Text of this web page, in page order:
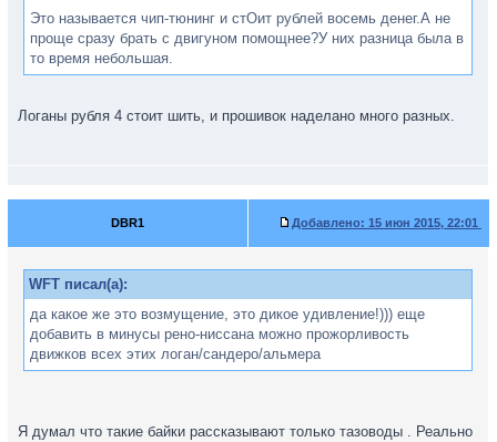
Это называется чип-тюнинг и стОит рублей восемь денег.А не
проще сразу брать с двигуном помощнее?У них разница была в
то время небольшая.
Логаны рубля 4 стоит шить, и прошивок наделано много разных.
DBR1 Добавлено: 15 июн 2015, 22:01
WFT писал(а):
да какое же это возмущение, это дикое удивление!))) еще
добавить в минусы рено-ниссана можно прожорливость
движков всех этих логан/сандеро/альмера
Я думал что такие байки рассказывают только тазоводы . Реально